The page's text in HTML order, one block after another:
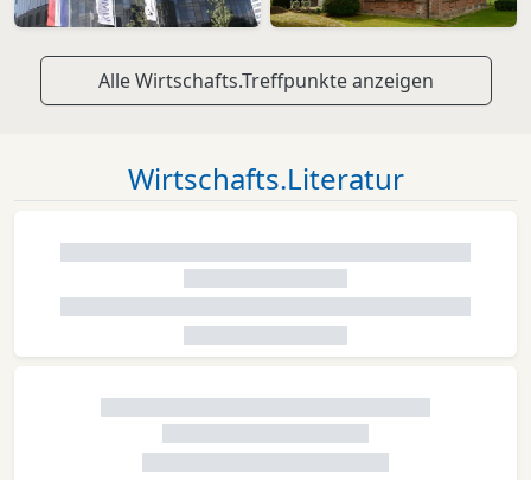
Alle Wirtschafts.Treffpunkte anzeigen
Wirtschafts.Literatur